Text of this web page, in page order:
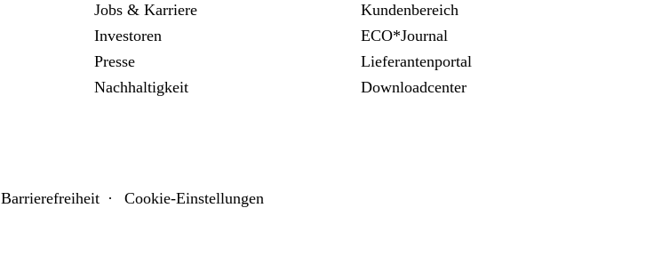
Jobs & Karriere
Investoren
Presse
Nachhaltigkeit
Kundenbereich
ECO*Journal
Lieferantenportal
Downloadcenter
Barrierefreiheit Cookie-Einstellungen